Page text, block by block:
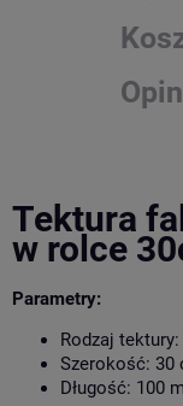
Tektura
w rolce
Parametry:
Rodzaj tektury:
Szerokość: 30
Długość: 100